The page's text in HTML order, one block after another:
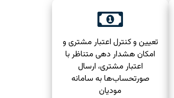
تعیین و کنترل اعتبار مشتری و
امکان هشدار دهی متناظر با
اعتبار مشتری، ارسال
صورتحساب‌ها به سامانه
مودیان